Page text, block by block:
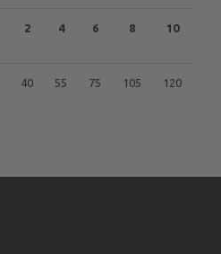
2 4 6 8 10
40 55 75 105 120